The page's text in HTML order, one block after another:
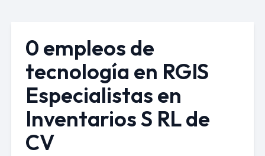
0 empleos de
tecnología en RGIS
Especialistas en
Inventarios S RL de
CV